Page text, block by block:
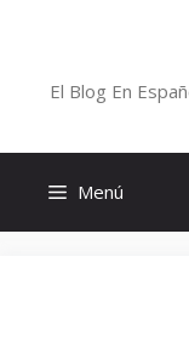
El Blog En
Menú